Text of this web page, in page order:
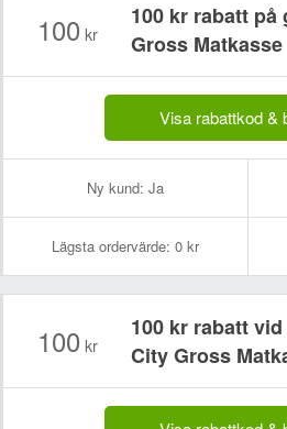
100 kr
100 kr rabatt
Gross Matkasse
Visa rabattkod &
Ny kund: Ja
Lägsta ordervärde: 0 kr
100 kr
100 kr rabatt
City Gross